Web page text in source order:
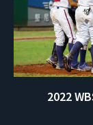
2022